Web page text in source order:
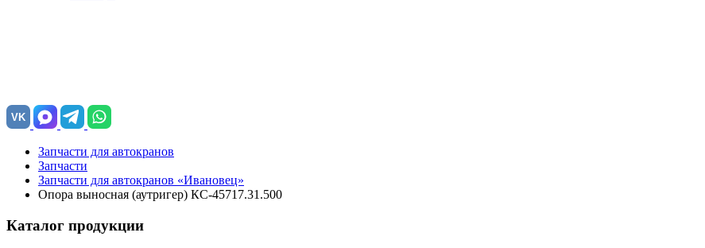
VK
Запчасти для автокранов
Запчасти
Запчасти для автокранов «Ивановец»
Опора выносная (аутригер) КС-45717.31.500
Каталог продукции